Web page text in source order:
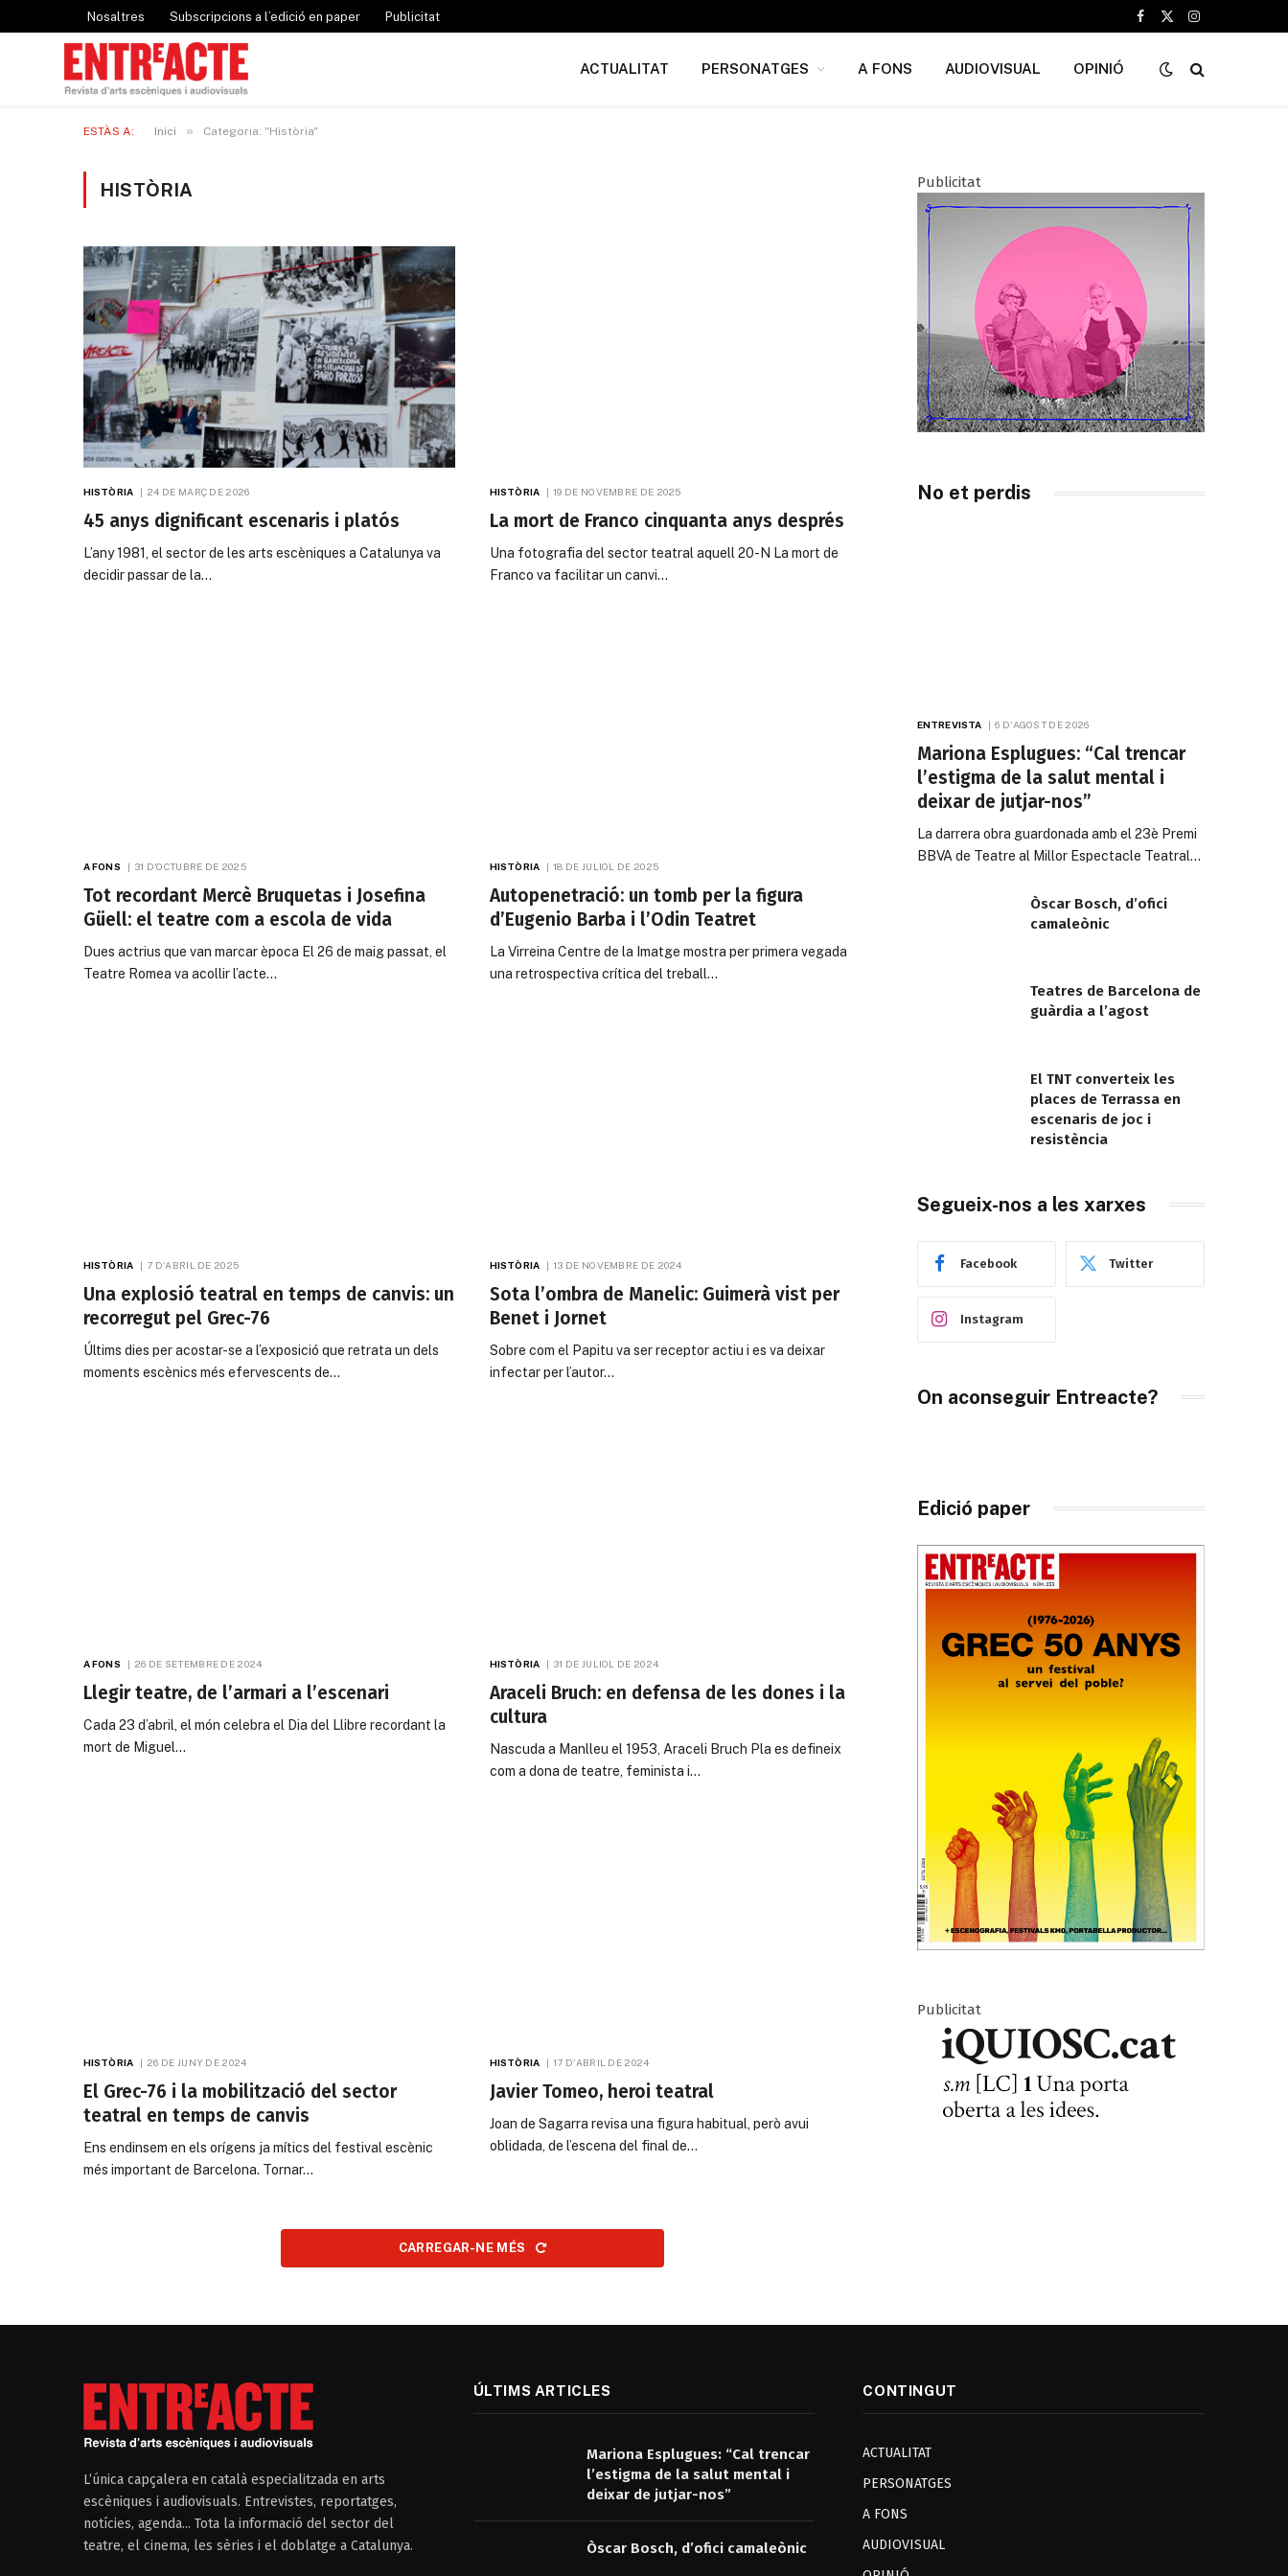
Nosaltres Subscripcions a l’edició en paper Publicitat
Facebook
X
Instagram
ACTUALITAT PERSONATGES A FONS AUDIOVISUAL OPINIÓ
ESTÀS A: Inici » Categoria: "Història"
HISTÒRIA
HISTÒRIA 24 DE MARÇ DE 2026
45 anys dignificant escenaris i platós
L’any 1981, el sector de les arts escèniques a Catalunya va
decidir passar de la…
HISTÒRIA 19 DE NOVEMBRE DE 2025
La mort de Franco cinquanta anys després
Una fotografia del sector teatral aquell 20-N La mort de
Franco va facilitar un canvi…
A FONS 31 D'OCTUBRE DE 2025
Tot recordant Mercè Bruquetas i Josefina
Güell: el teatre com a escola de vida
Dues actrius que van marcar època El 26 de maig passat, el
Teatre Romea va acollir l’acte…
HISTÒRIA 18 DE JULIOL DE 2025
Autopenetració: un tomb per la figura
d’Eugenio Barba i l’Odin Teatret
La Virreina Centre de la Imatge mostra per primera vegada
una retrospectiva crítica del treball…
HISTÒRIA 7 D'ABRIL DE 2025
Una explosió teatral en temps de canvis: un
recorregut pel Grec-76
Últims dies per acostar-se a l’exposició que retrata un dels
moments escènics més efervescents de…
HISTÒRIA 13 DE NOVEMBRE DE 2024
Sota l’ombra de Manelic: Guimerà vist per
Benet i Jornet
Sobre com el Papitu va ser receptor actiu i es va deixar
infectar per l’autor…
A FONS 26 DE SETEMBRE DE 2024
Llegir teatre, de l’armari a l’escenari
Cada 23 d’abril, el món celebra el Dia del Llibre recordant la
mort de Miguel…
HISTÒRIA 31 DE JULIOL DE 2024
Araceli Bruch: en defensa de les dones i la
cultura
Nascuda a Manlleu el 1953, Araceli Bruch Pla es defineix
com a dona de teatre, feminista i…
HISTÒRIA 26 DE JUNY DE 2024
El Grec-76 i la mobilització del sector
teatral en temps de canvis
Ens endinsem en els orígens ja mítics del festival escènic
més important de Barcelona. Tornar…
HISTÒRIA 17 D'ABRIL DE 2024
Javier Tomeo, heroi teatral
Joan de Sagarra revisa una figura habitual, però avui
oblidada, de l’escena del final de…
CARREGAR-NE MÉS
Publicitat
No et perdis
ENTREVISTA 6 D'AGOST DE 2026
Mariona Esplugues: “Cal trencar
l’estigma de la salut mental i
deixar de jutjar-nos”
La darrera obra guardonada amb el 23è Premi
BBVA de Teatre al Millor Espectacle Teatral…
Òscar Bosch, d’ofici
camaleònic
Teatres de Barcelona de
guàrdia a l’agost
El TNT converteix les
places de Terrassa en
escenaris de joc i
resistència
Segueix-nos a les xarxes
Facebook Twitter
Instagram
On aconseguir Entreacte?
Edició paper
Publicitat
L’única capçalera en català especialitzada en arts
escèniques i audiovisuals. Entrevistes, reportatges,
notícies, agenda... Tota la informació del sector del
teatre, el cinema, les sèries i el doblatge a Catalunya.
ÚLTIMS ARTICLES
Mariona Esplugues: “Cal trencar
l’estigma de la salut mental i
deixar de jutjar-nos”
Òscar Bosch, d’ofici camaleònic
CONTINGUT
ACTUALITAT
PERSONATGES
A FONS
AUDIOVISUAL